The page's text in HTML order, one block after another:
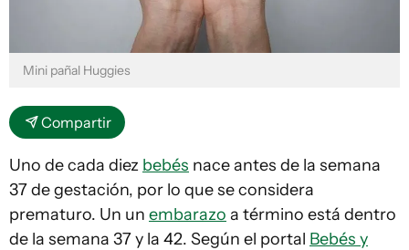
Mini pañal Huggies
Compartir
Uno de cada diez bebés nace antes de la semana
37 de gestación, por lo que se considera
prematuro. Un un embarazo a término está dentro
de la semana 37 y la 42. Según el portal Bebés y